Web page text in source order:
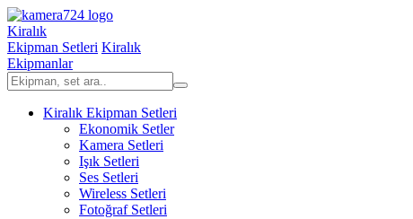
Kiralık
Ekipman Setleri Kiralık
Ekipmanlar
Kiralık Ekipman Setleri
Ekonomik Setler
Kamera Setleri
Işık Setleri
Ses Setleri
Wireless Setleri
Fotoğraf Setleri